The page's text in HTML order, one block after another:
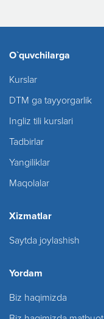
O`quvchilarga
Kurslar
DTM ga tayyorgarlik
Ingliz tili kurslari
Tadbirlar
Yangiliklar
Maqolalar
Xizmatlar
Saytda joylashish
Yordam
Biz haqimizda